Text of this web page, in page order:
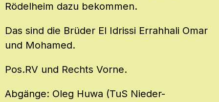
Rödelheim dazu bekommen.
Das sind die Brüder El Idrissi Errahhali Omar
und Mohamed.
Pos.RV und Rechts Vorne.
Abgänge: Oleg Huwa (TuS Nieder-